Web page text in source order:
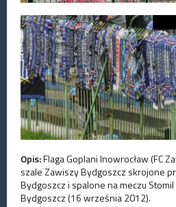
Opis:Flaga Goplani Inowrocław (FC
szale Zawiszy Bydgoszcz skrojone
Bydgoszcz i spalone na meczu
Bydgoszcz (16 września 2012).